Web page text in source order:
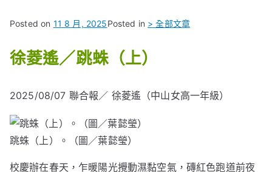
Posted on 11 8 月, 2025Posted in > 全部文章
徐菱遙／跳蛛（上）
2025/08/07 聯合報／ 徐菱遙（中山女高一年級）
跳蛛（上）。（圖／葉懿瑩）
校慶辦在春天，乍暖陽光攪動濕黏空氣，磚紅色跑道前夜